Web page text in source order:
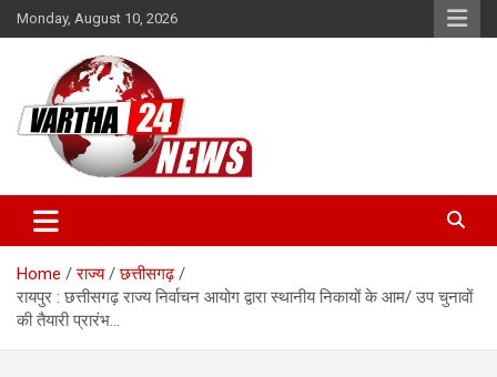
Skip
to
Monday, August 10, 2026
Vartha 24
Home राज्य
छत्तीसगढ़
रायपुर : छत्तीसगढ़ राज्य निर्वाचन आयोग द्वारा स्थानीय निकायों के आम/ उप चुनावों
की तैयारी प्रारंभ…